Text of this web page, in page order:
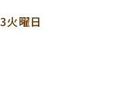
火曜日